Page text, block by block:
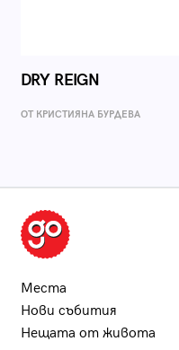
DRY REIGN
ОТ КРИСТИЯНА БУРДЕВА
Места
Нови събития
Нещата от живота